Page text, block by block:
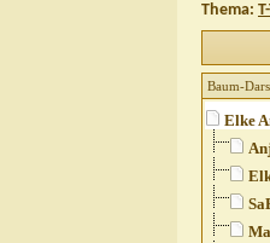
Thema:
Baum-
Elke